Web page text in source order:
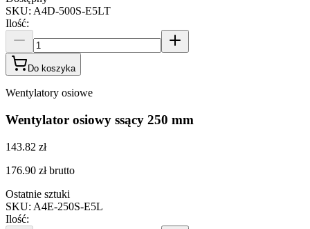
SKU: A4D-500S-E5LT
Ilość:
Do koszyka
Wentylatory osiowe
Wentylator osiowy ssący 250 mm
143.82 zł
176.90 zł brutto
Ostatnie sztuki
SKU: A4E-250S-E5L
Ilość: